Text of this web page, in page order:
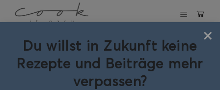
Schlagwort:zimt
waffel kekse
×
Du willst in Zukunft keine
Rezepte und Beiträge mehr
verpassen?